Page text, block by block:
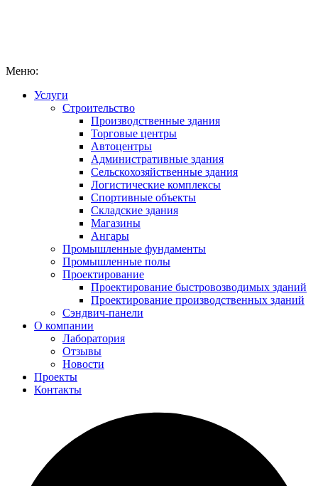
Меню:
Услуги
Строительство
Производственные здания
Торговые центры
Автоцентры
Административные здания
Сельскохозяйственные здания
Логистические комплексы
Спортивные объекты
Складские здания
Магазины
Ангары
Промышленные фундаменты
Промышленные полы
Проектирование
Проектирование быстровозводимых зданий
Проектирование производственных зданий
Сэндвич-панели
О компании
Лаборатория
Отзывы
Новости
Проекты
Контакты